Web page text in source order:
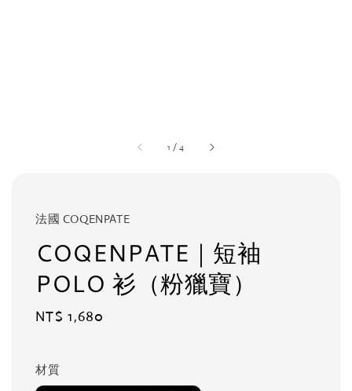
1 /4
法國 COQENPATE
COQENPATE｜短袖
POLO 衫（粉獵寶）
Regular
NT$ 1,680
材質